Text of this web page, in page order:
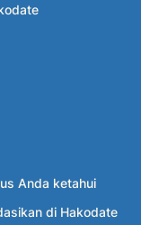
Anda ketahui
di Hakodate